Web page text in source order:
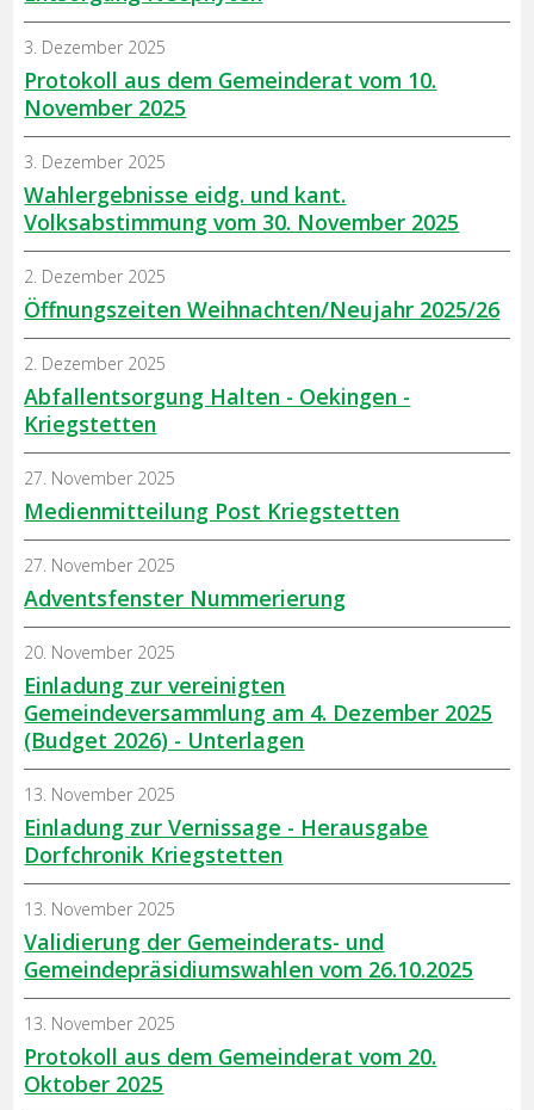
Protokoll aus dem Gemeinderat vom 10.
November 2025
3. Dezember 2025
Wahlergebnisse eidg. und kant.
Volksabstimmung vom 30. November 2025
3. Dezember 2025
Öffnungszeiten Weihnachten/Neujahr 2025/26
2. Dezember 2025
Abfallentsorgung Halten - Oekingen -
Kriegstetten
2. Dezember 2025
Medienmitteilung Post Kriegstetten
27. November 2025
Adventsfenster Nummerierung
27. November 2025
Einladung zur vereinigten
Gemeindeversammlung am 4. Dezember 2025
(Budget 2026) - Unterlagen
20. November 2025
Einladung zur Vernissage - Herausgabe
Dorfchronik Kriegstetten
13. November 2025
Validierung der Gemeinderats- und
Gemeindepräsidiumswahlen vom 26.10.2025
13. November 2025
Protokoll aus dem Gemeinderat vom 20.
Oktober 2025
13. November 2025